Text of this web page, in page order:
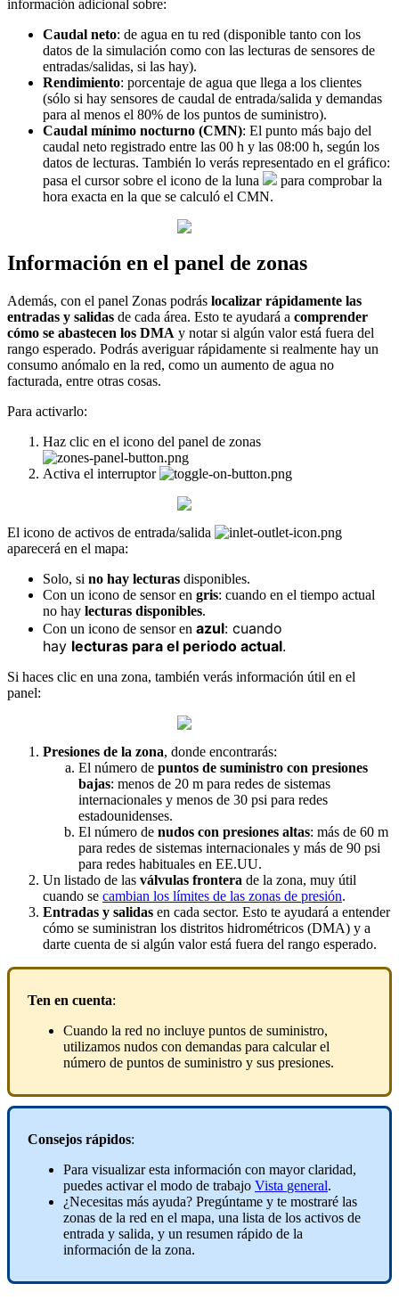
información adicional sobre:
Caudal neto: de agua en tu red (disponible tanto con los
datos de la simulación como con las lecturas de sensores de
entradas/salidas, si las hay).
Rendimiento: porcentaje de agua que llega a los clientes
(sólo si hay sensores de caudal de entrada/salida y demandas
para al menos el 80% de los puntos de suministro).
Caudal mínimo nocturno (CMN): El punto más bajo del
caudal neto registrado entre las 00 h y las 08:00 h, según los
datos de lecturas. También lo verás representado en el gráfico:
pasa el cursor sobre el icono de la luna para comprobar la
hora exacta en la que se calculó el CMN.
Información en el panel de zonas
Además, con el panel Zonas podrás localizar rápidamente las
entradas y salidas de cada área. Esto te ayudará a comprender
cómo se abastecen los DMA y notar si algún valor está fuera del
rango esperado. Podrás averiguar rápidamente si realmente hay un
consumo anómalo en la red, como un aumento de agua no
facturada, entre otras cosas.
Para activarlo:
Haz clic en el icono del panel de zonas
Activa el interruptor
El icono de activos de entrada/salida
aparecerá en el mapa:
Solo, si no hay lecturas disponibles.
Con un icono de sensor en gris: cuando en el tiempo actual
no hay lecturas disponibles.
Con un icono de sensor en azul: cuando
hay lecturas para el periodo actual.
Si haces clic en una zona, también verás información útil en el
panel:
Presiones de la zona, donde encontrarás:
El número de puntos de suministro con presiones
bajas: menos de 20 m para redes de sistemas
internacionales y menos de 30 psi para redes
estadounidenses.
El número de nudos con presiones altas: más de 60 m
para redes de sistemas internacionales y más de 90 psi
para redes habituales en EE.UU.
Un listado de las válvulas frontera de la zona, muy útil
cuando se cambian los límites de las zonas de presión.
Entradas y salidas en cada sector. Esto te ayudará a entender
cómo se suministran los distritos hidrométricos (DMA) y a
darte cuenta de si algún valor está fuera del rango esperado.
Ten en cuenta:
Cuando la red no incluye puntos de suministro,
utilizamos nudos con demandas para calcular el
número de puntos de suministro y sus presiones.
Consejos rápidos:
Para visualizar esta información con mayor claridad,
puedes activar el modo de trabajo Vista general.
¿Necesitas más ayuda? Pregúntame y te mostraré las
zonas de la red en el mapa, una lista de los activos de
entrada y salida, y un resumen rápido de la
información de la zona.